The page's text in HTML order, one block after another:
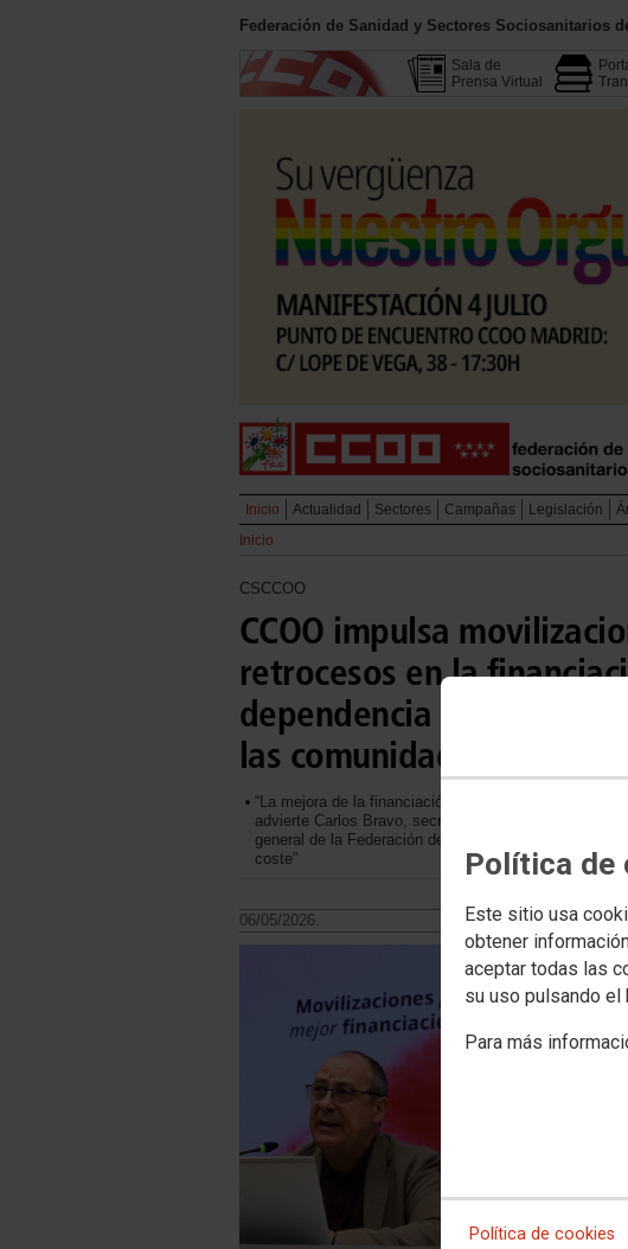
Política de
Este sitio usa
obtener
aceptar todas las
su uso pulsando
Para más
Política de cookies
Federación de Sanidad y Sectores Sociosanitarios
Sala de
Prensa Virtual
Inicio Actualidad Sectores Campañas Legislación
Inicio
CSCCOO
CCOO impulsa
retrocesos en la
dependencia y exigir más
las comunidades
“La mejora de la financiación estatal no se ha
advierte Carlos Bravo, secretario de Políticas
general de la Federación de Pensionistas, hace un
coste”
06/05/2026.